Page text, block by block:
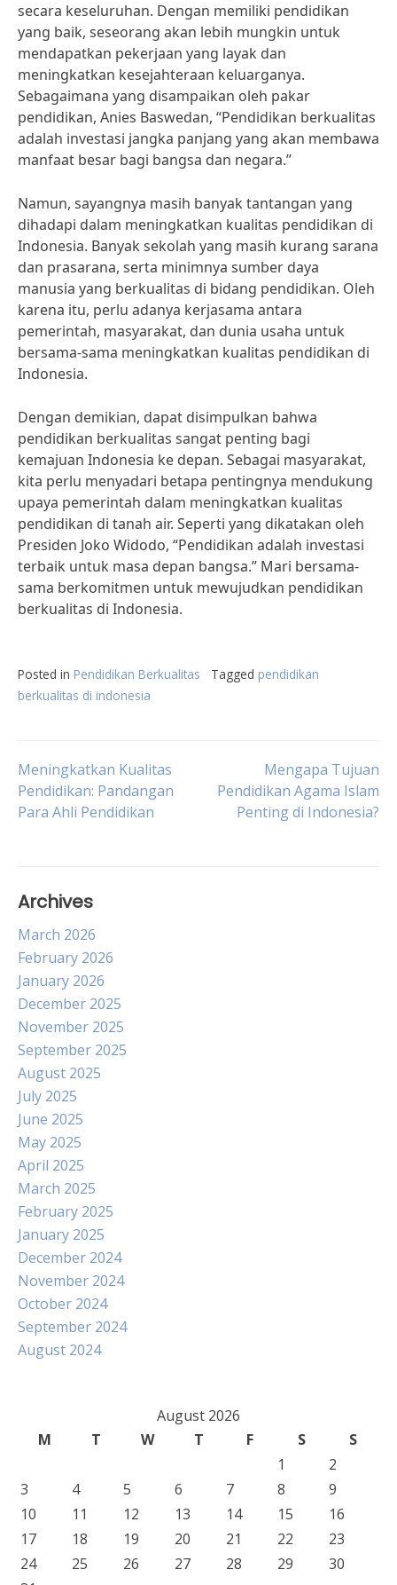
secara keseluruhan. Dengan memiliki pendidikan
yang baik, seseorang akan lebih mungkin untuk
mendapatkan pekerjaan yang layak dan
meningkatkan kesejahteraan keluarganya.
Sebagaimana yang disampaikan oleh pakar
pendidikan, Anies Baswedan, “Pendidikan berkualitas
adalah investasi jangka panjang yang akan membawa
manfaat besar bagi bangsa dan negara.”
Namun, sayangnya masih banyak tantangan yang
dihadapi dalam meningkatkan kualitas pendidikan di
Indonesia. Banyak sekolah yang masih kurang sarana
dan prasarana, serta minimnya sumber daya
manusia yang berkualitas di bidang pendidikan. Oleh
karena itu, perlu adanya kerjasama antara
pemerintah, masyarakat, dan dunia usaha untuk
bersama-sama meningkatkan kualitas pendidikan di
Indonesia.
Dengan demikian, dapat disimpulkan bahwa
pendidikan berkualitas sangat penting bagi
kemajuan Indonesia ke depan. Sebagai masyarakat,
kita perlu menyadari betapa pentingnya mendukung
upaya pemerintah dalam meningkatkan kualitas
pendidikan di tanah air. Seperti yang dikatakan oleh
Presiden Joko Widodo, “Pendidikan adalah investasi
terbaik untuk masa depan bangsa.” Mari bersama-
sama berkomitmen untuk mewujudkan pendidikan
berkualitas di Indonesia.
Posted in Pendidikan Berkualitas Tagged pendidikan
berkualitas di indonesia
Post
navigation
Meningkatkan Kualitas
Pendidikan: Pandangan
Para Ahli Pendidikan
Mengapa Tujuan
Pendidikan Agama Islam
Penting di Indonesia?
Archives
March 2026
February 2026
January 2026
December 2025
November 2025
September 2025
August 2025
July 2025
June 2025
May 2025
April 2025
March 2025
February 2025
January 2025
December 2024
November 2024
October 2024
September 2024
August 2024
August 2026
M
T W T F S
S
1
2
3
4 5 6 7 8
9
10
11 12 13 14 15
16
17
18 19 20 21 22
23
24
25 26 27 28 29
30